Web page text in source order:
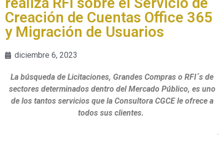
Creación de Cuentas Office 365
y Migración de Usuarios
diciembre 6, 2023
La búsqueda de Licitaciones, Grandes Compras o RFI´s de
sectores determinados dentro del Mercado Público, es uno
de los tantos servicios que la Consultora CGCE le ofrece a
todos sus clientes.
.